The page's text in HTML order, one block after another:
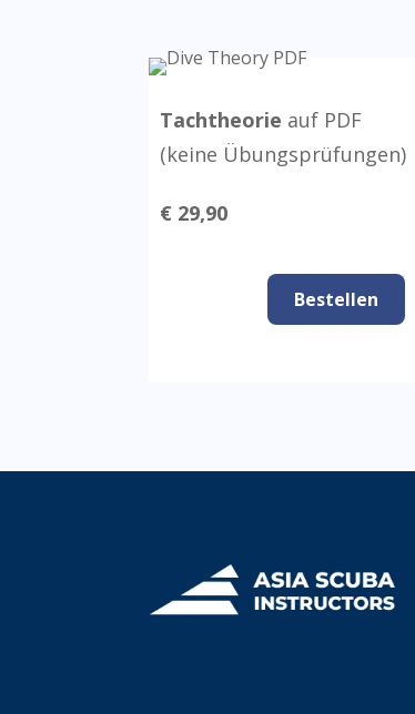
Tachtheorie auf PDF
(keine Übungsprüfungen)
€ 29,90
Bestellen